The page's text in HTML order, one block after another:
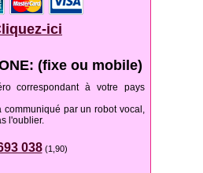
ici
(fixe ou mobile)
correspondant à votre pays
communiqué par un robot vocal,
l'oublier.
038(1,90)